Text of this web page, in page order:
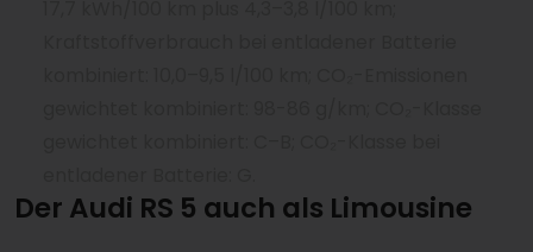
Der Audi RS 5 auch als Limousine